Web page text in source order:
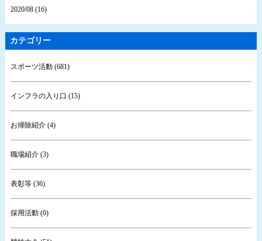
2020/08 (16)
カテゴリー
スポーツ活動 (681)
インフラの入り口 (15)
お掃除紹介 (4)
職場紹介 (3)
表彰等 (36)
採用活動 (0)